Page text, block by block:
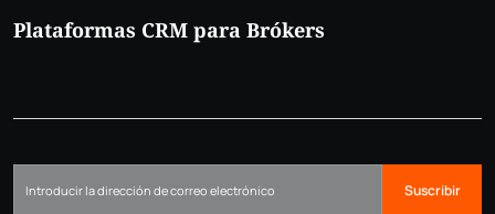
Plataformas CRM para Brókers
Suscribir